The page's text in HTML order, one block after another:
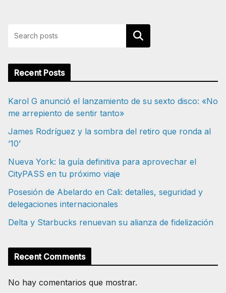
Buscar
Recent Posts
Karol G anunció el lanzamiento de su sexto disco: «No
me arrepiento de sentir tanto»
James Rodríguez y la sombra del retiro que ronda al
’10’
Nueva York: la guía definitiva para aprovechar el
CityPASS en tu próximo viaje
Posesión de Abelardo en Cali: detalles, seguridad y
delegaciones internacionales
Delta y Starbucks renuevan su alianza de fidelización
Recent Comments
No hay comentarios que mostrar.